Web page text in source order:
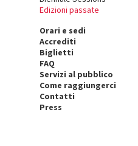
Edizioni passate
Orari e sedi
Accrediti
Biglietti
FAQ
Servizi al pubblico
Come raggiungerci
Contatti
Press